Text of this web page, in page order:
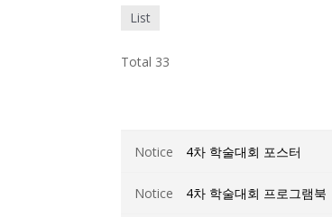
List
Total 33
Notice 4차 학술대회 포스터
Notice 4차 학술대회 프로그램북